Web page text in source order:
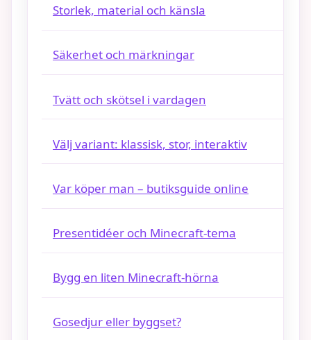
Storlek, material och känsla
Säkerhet och märkningar
Tvätt och skötsel i vardagen
Välj variant: klassisk, stor, interaktiv
Var köper man – butiksguide online
Presentidéer och Minecraft-tema
Bygg en liten Minecraft-hörna
Gosedjur eller byggset?